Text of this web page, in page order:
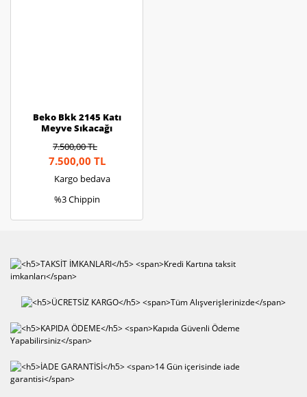
Beko Bkk 2145 Katı
Meyve Sıkacağı
7.500,00 TL
7.500,00 TL
Kargo bedava
%3 Chippin